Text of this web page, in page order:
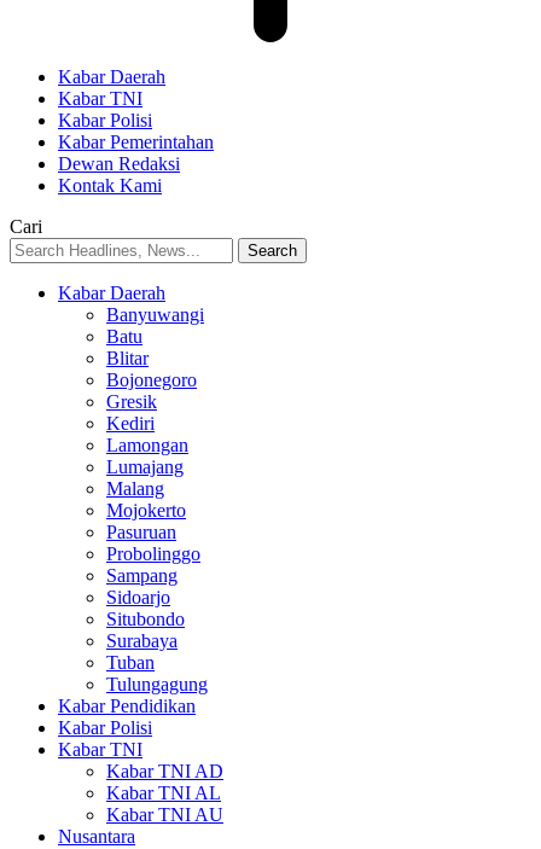
Kabar Daerah
Kabar TNI
Kabar Polisi
Kabar Pemerintahan
Dewan Redaksi
Kontak Kami
Cari
Kabar Daerah
Banyuwangi
Batu
Blitar
Bojonegoro
Gresik
Kediri
Lamongan
Lumajang
Malang
Mojokerto
Pasuruan
Probolinggo
Sampang
Sidoarjo
Situbondo
Surabaya
Tuban
Tulungagung
Kabar Pendidikan
Kabar Polisi
Kabar TNI
Kabar TNI AD
Kabar TNI AL
Kabar TNI AU
Nusantara